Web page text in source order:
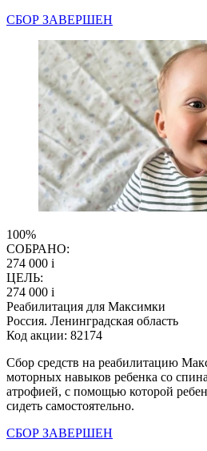
СБОР ЗАВЕРШЕН
100%
СОБРАНО:
274 000 i
ЦЕЛЬ:
274 000 i
Реабилитация для Максимки
Россия. Ленинградская область
Код акции: 82174
Сбор средств на реабилитацию
моторных навыков ребенка со
атрофией, с помощью которой
сидеть самостоятельно.
СБОР ЗАВЕРШЕН